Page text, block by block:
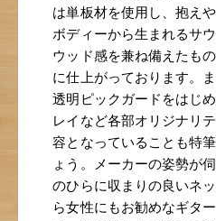
は単板材を使用し、抱え
ボディーから生まれるサ
ウッド感を兼ね備えたも
に仕上がっております。
透明ピックガードをはじ
レイなど各部オリジナリ
容となっていることも特
ょう。メーカーの姿勢が
のひらに収まりの良いネ
ら女性にもお勧めなギタ